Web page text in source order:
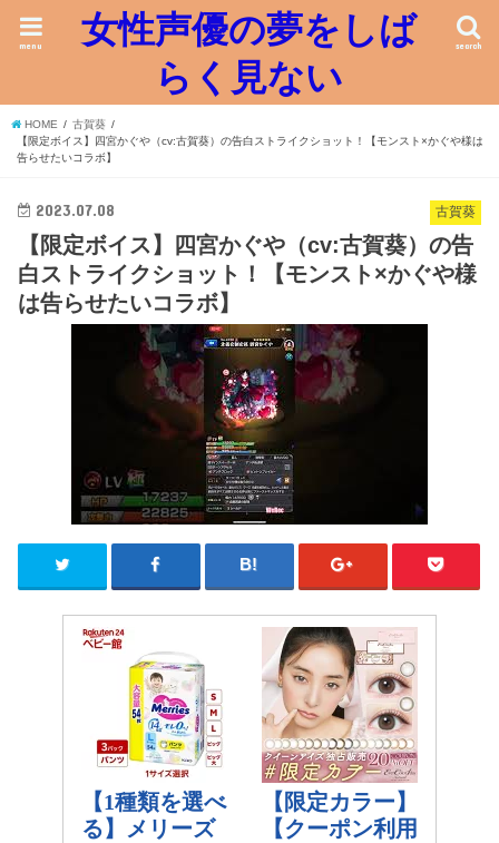
女性声優の夢をしば
らく見ない
search
menu
HOME
古賀葵
【限定ボイス】四宮かぐや（cv:古賀葵）の告白ストライクショット！【モンスト×かぐや様は
告らせたいコラボ】
古賀葵
2023.07.08
【限定ボイス】四宮かぐや（cv:古賀葵）の告
白ストライクショット！【モンスト×かぐや様
は告らせたいコラボ】